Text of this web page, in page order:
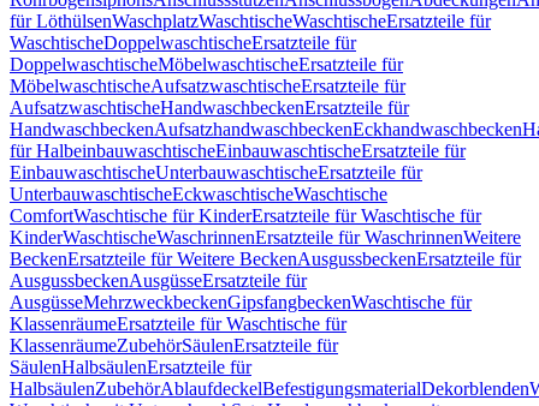
für LöthülsenWaschplatzWaschtischeWaschtischeErsatzteile für
WaschtischeDoppelwaschtischeErsatzteile für
DoppelwaschtischeMöbelwaschtischeErsatzteile für
MöbelwaschtischeAufsatzwaschtischeErsatzteile für
AufsatzwaschtischeHandwaschbeckenErsatzteile für
HandwaschbeckenAufsatzhandwaschbeckenEckhandwaschbecken
für HalbeinbauwaschtischeEinbauwaschtischeErsatzteile für
EinbauwaschtischeUnterbauwaschtischeErsatzteile für
UnterbauwaschtischeEckwaschtischeWaschtische
ComfortWaschtische für KinderErsatzteile für Waschtische für
KinderWaschtischeWaschrinnenErsatzteile für WaschrinnenWeitere
BeckenErsatzteile für Weitere BeckenAusgussbeckenErsatzteile für
AusgussbeckenAusgüsseErsatzteile für
AusgüsseMehrzweckbeckenGipsfangbeckenWaschtische für
KlassenräumeErsatzteile für Waschtische für
KlassenräumeZubehörSäulenErsatzteile für
SäulenHalbsäulenErsatzteile für
HalbsäulenZubehörAblaufdeckelBefestigungsmaterialDekorblenden